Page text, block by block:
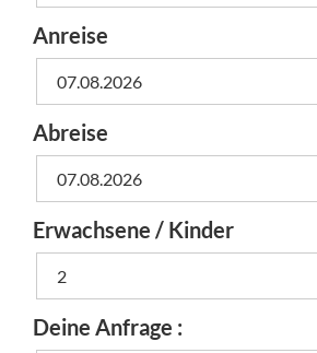
Anreise
Abreise
Erwachsene / Kinder
Deine Anfrage :